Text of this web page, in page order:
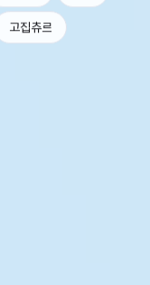
고집츄르